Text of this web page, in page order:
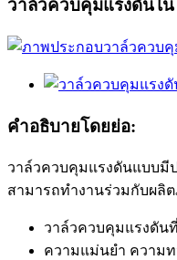
วาล์วควบคุมแรงดันไ
คำอธิบายโดยย่อ:
วาล์วควบคุมแรงดันแบบมี
สามารถทำงานร่วมกับผลิ
วาล์วควบคุมแรงดัน
ความแม่นยำ ความ